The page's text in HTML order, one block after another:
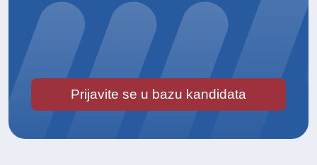
Prijavite se u bazu kandidata